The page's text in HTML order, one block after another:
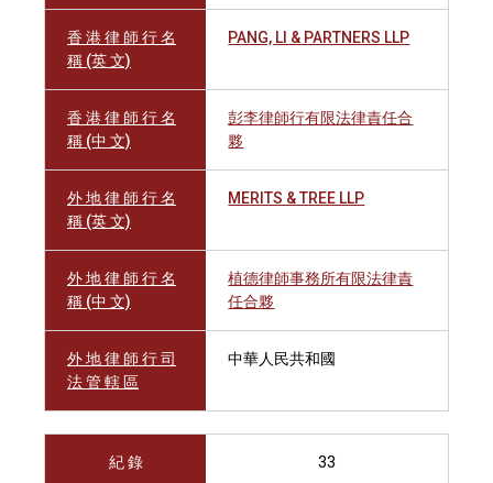
香 港 律 師 行 名
稱 (英 文)
PANG, LI & PARTNERS LLP
香 港 律 師 行 名
稱 (中 文)
彭李律師行有限法律責任合
夥
外 地 律 師 行 名
稱 (英 文)
MERITS & TREE LLP
外 地 律 師 行 名
稱 (中 文)
植德律師事務所有限法律責
任合夥
外 地 律 師 行 司
法 管 轄 區
中華人民共和國
紀 錄 33